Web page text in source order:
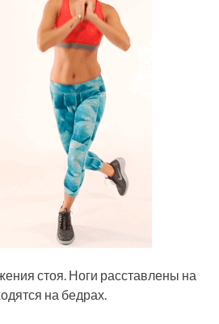
стоя. Ноги расставлены на
на бедрах.